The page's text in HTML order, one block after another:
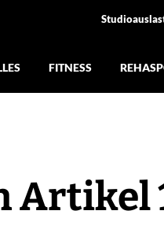
FITNESS